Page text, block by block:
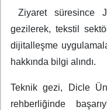
Ziyaret süresince
gezilerek, tekstil
dijitalleşme
hakkında bilgi alındı.
Teknik gezi, Dicle
rehberliğinde